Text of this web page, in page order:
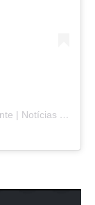
Um post compartilhado por Pirambu Pensante | Notícias & Entretenimento (@pirambupensante)